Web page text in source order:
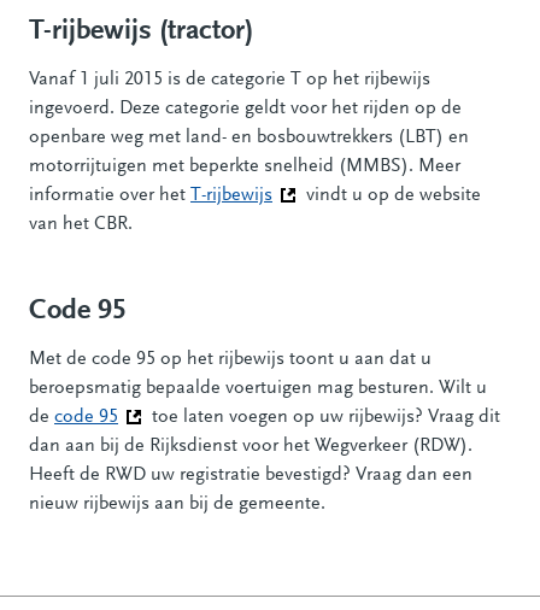
T-rijbewijs (tractor)
Vanaf 1 juli 2015 is de categorie T op het rijbewijs
ingevoerd. Deze categorie geldt voor het rijden op de
openbare weg met land- en bosbouwtrekkers (LBT) en
motorrijtuigen met beperkte snelheid (MMBS). Meer
informatie over het T-rijbewijs (Deze link gaat naar een andere
vindt u op de website
van het CBR.
Code 95
Met de code 95 op het rijbewijs toont u aan dat u
beroepsmatig bepaalde voertuigen mag besturen. Wilt u
de code 95 (Deze link gaat naar een andere website)
toe laten voegen op uw rijbewijs? Vraag dit
dan aan bij de Rijksdienst voor het Wegverkeer (RDW).
Heeft de RWD uw registratie bevestigd? Vraag dan een
nieuw rijbewijs aan bij de gemeente.